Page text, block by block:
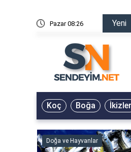
Pazar 08:26 Yeni
Koç Boğa İkizler
Doğa ve Hayvanlar